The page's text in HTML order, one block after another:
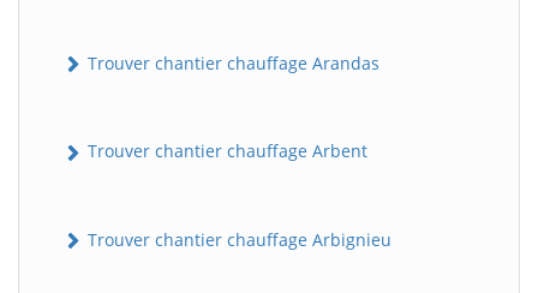
Trouver chantier chauffage Arandas
Trouver chantier chauffage Arbent
Trouver chantier chauffage Arbignieu